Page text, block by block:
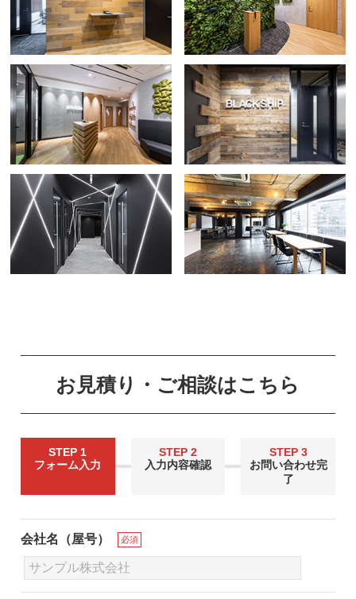
お見積り・ご相談はこちら
STEP 1
フォーム入力
STEP 2
入力内容確認
STEP 3
お問い合わせ完
了
会社名（屋号） 必須